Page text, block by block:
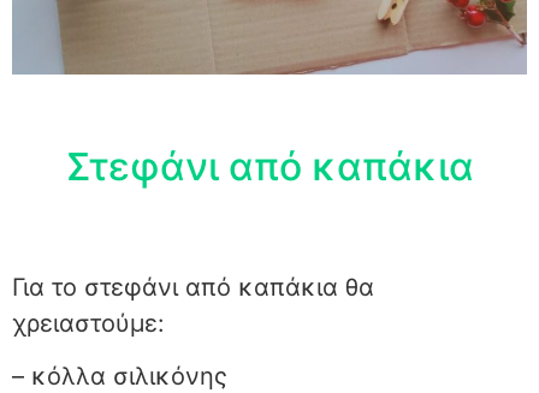
Στεφάνι από καπάκια
Για το στεφάνι από καπάκια θα
χρειαστούμε:
– κόλλα σιλικόνης